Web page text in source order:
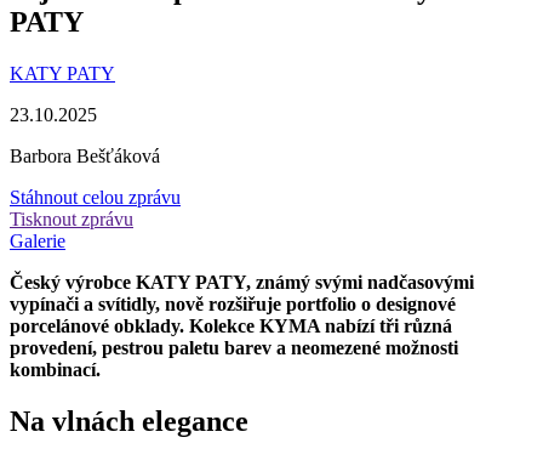
PATY
KATY PATY
23.10.2025
Barbora Bešťáková
Stáhnout celou zprávu
Tisknout zprávu
Galerie
Český výrobce KATY PATY, známý svými nadčasovými
vypínači a svítidly, nově rozšiřuje portfolio o designové
porcelánové obklady. Kolekce KYMA nabízí tři různá
provedení, pestrou paletu barev a neomezené možnosti
kombinací.
Na vlnách elegance